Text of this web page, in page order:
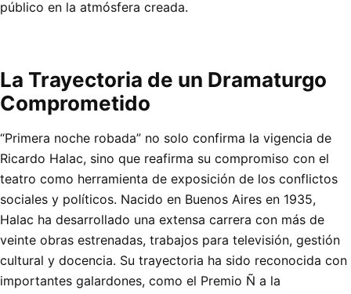
público en la atmósfera creada.
La Trayectoria de un Dramaturgo
Comprometido
“Primera noche robada” no solo confirma la vigencia de
Ricardo Halac, sino que reafirma su compromiso con el
teatro como herramienta de exposición de los conflictos
sociales y políticos. Nacido en Buenos Aires en 1935,
Halac ha desarrollado una extensa carrera con más de
veinte obras estrenadas, trabajos para televisión, gestión
cultural y docencia. Su trayectoria ha sido reconocida con
importantes galardones, como el Premio Ñ a la